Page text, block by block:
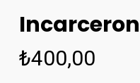
Incarceron
₺400,00